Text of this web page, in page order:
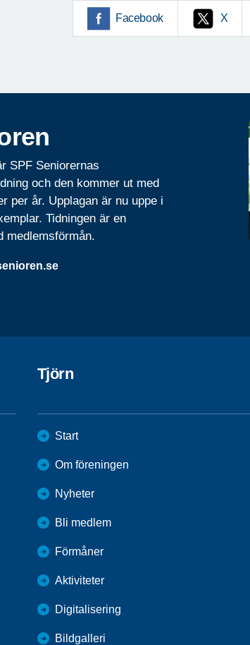
Facebook X
SPF Seniorernas
och den kommer ut med
per år. Upplagan är nu uppe i
Tidningen är en
medlemsförmån.
Tjörn
Start
Om föreningen
Nyheter
Bli medlem
Förmåner
Aktiviteter
Digitalisering
Bildgalleri